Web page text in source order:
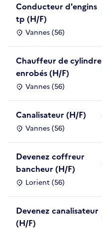
Conducteur d'engins
tp (H/F)
Vannes (56)
Chauffeur de cylindre
enrobés (H/F)
Vannes (56)
Canalisateur (H/F)
Vannes (56)
Devenez coffreur
bancheur (H/F)
Lorient (56)
Devenez canalisateur
(H/F)